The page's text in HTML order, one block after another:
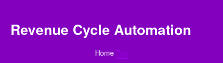
Revenue Cycle Automation
Home Tag